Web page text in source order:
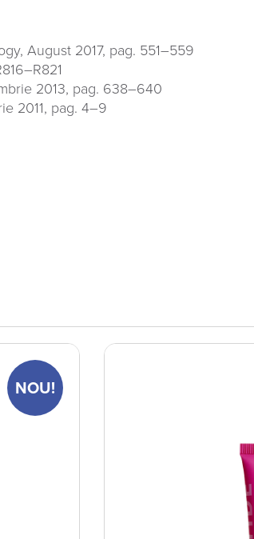
August 2017, pag. 551–559
2013, pag. 638–640
2011, pag. 4–9
NOU!